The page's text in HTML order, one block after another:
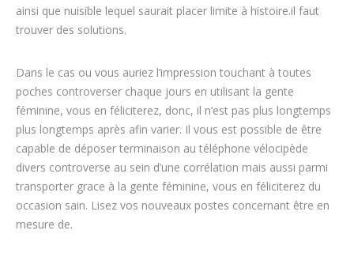
ainsi que nuisible lequel saurait placer limite à histoire.il faut
trouver des solutions.
Dans le cas ou vous auriez l’impression touchant à toutes
poches controverser chaque jours en utilisant la gente
féminine, vous en féliciterez, donc, il n’est pas plus longtemps
plus longtemps après afin varier. Il vous est possible de être
capable de déposer terminaison au téléphone vélocipède
divers controverse au sein d’une corrélation mais aussi parmi
transporter grace à la gente féminine, vous en féliciterez du
occasion sain. Lisez vos nouveaux postes concernant être en
mesure de.